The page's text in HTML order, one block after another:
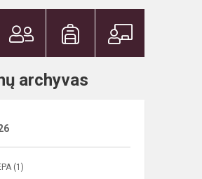
archyvas
(1)